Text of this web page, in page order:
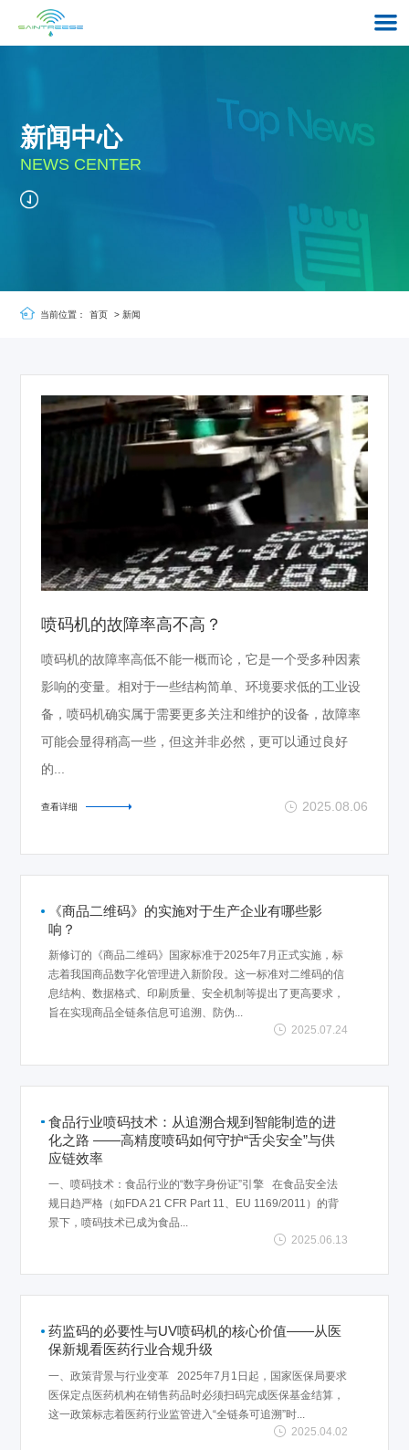
新闻中心
NEWS CENTER
当前位置： 首页 > 新闻
喷码机的故障率高不高？
喷码机的故障率高低不能一概而论，它是一个受多种因素
影响的变量。相对于一些结构简单、环境要求低的工业设
备，喷码机确实属于需要更多关注和维护的设备，故障率
可能会显得稍高一些，但这并非必然，更可以通过良好
的...
查看详细 2025.08.06
《商品二维码》的实施对于生产企业有哪些影
响？
新修订的《商品二维码》国家标准于2025年7月正式实施，标
志着我国商品数字化管理进入新阶段。这一标准对二维码的信
息结构、数据格式、印刷质量、安全机制等提出了更高要求，
旨在实现商品全链条信息可追溯、防伪...
2025.07.24
食品行业喷码技术：从追溯合规到智能制造的进
化之路 ——高精度喷码如何守护“舌尖安全”与供
应链效率
一、喷码技术：食品行业的“数字身份证”引擎 在食品安全法
规日趋严格（如FDA 21 CFR Part 11、EU 1169/2011）的背
景下，喷码技术已成为食品...
2025.06.13
药监码的必要性与UV喷码机的核心价值——从医
保新规看医药行业合规升级
一、政策背景与行业变革 2025年7月1日起，国家医保局要求
医保定点医药机构在销售药品时必须扫码完成医保基金结算，
这一政策标志着医药行业监管进入“全链条可追溯”时...
2025.04.02